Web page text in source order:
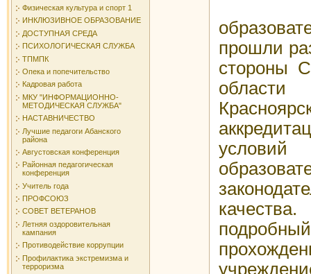
Физическая культура и спорт 1
ИНКЛЮЗИВНОЕ ОБРАЗОВАНИЕ
ДОСТУПНАЯ СРЕДА
ПСИХОЛОГИЧЕСКАЯ СЛУЖБА
ТПМПК
Опека и попечительство
Кадровая работа
МКУ "ИНФОРМАЦИОННО-
МЕТОДИЧЕСКАЯ СЛУЖБА"
НАСТАВНИЧЕСТВО
Лучшие педагоги Абанского
района
Августовская конференция
Районная педагогическая
конференция
Учитель года
ПРОФСОЮЗ
СОВЕТ ВЕТЕРАНОВ
Летняя оздоровительная
кампания
Противодействие коррупции
Профилактика экстремизма и
терроризма
прошли
стороны